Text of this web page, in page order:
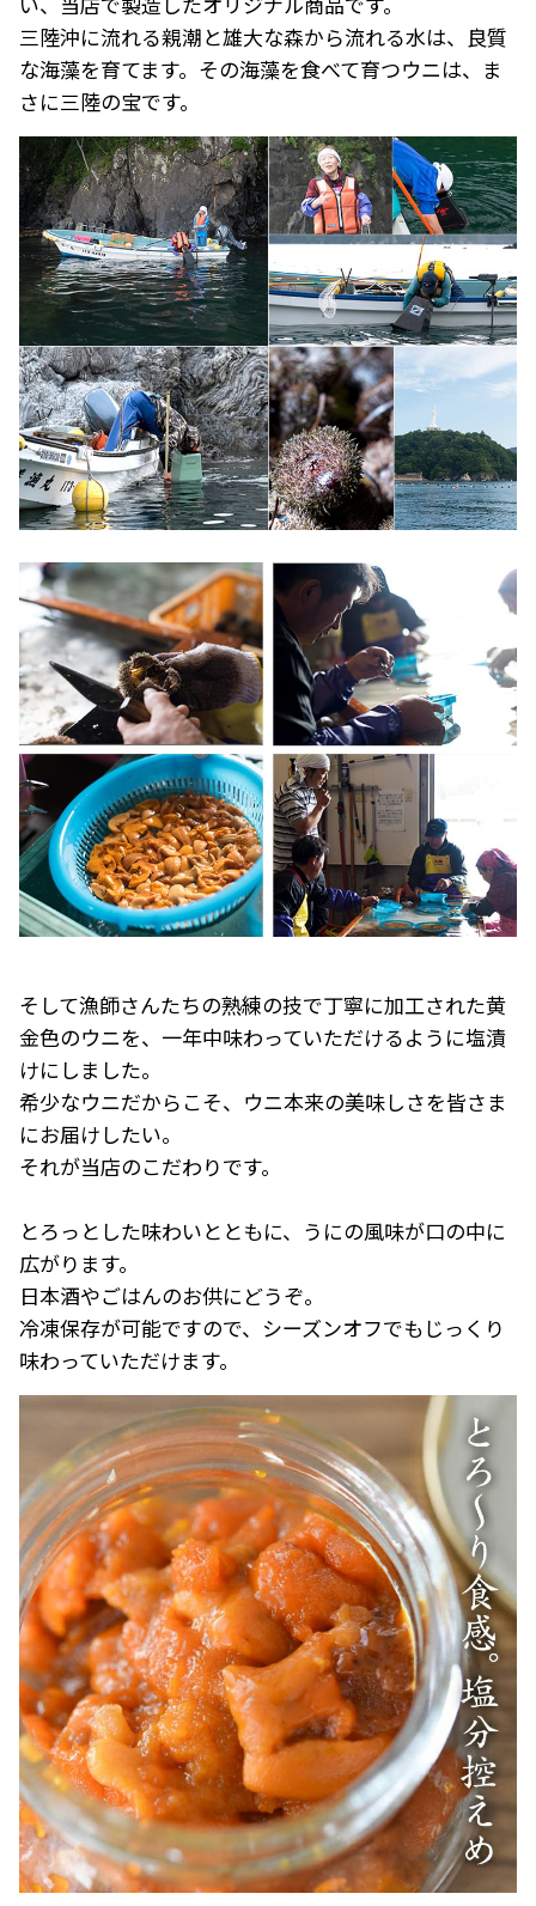
三陸沖に流れる親潮と雄大な森から流れる水は、良質
な海藻を育てます。その海藻を食べて育つウニは、ま
さに三陸の宝です。
そして漁師さんたちの熟練の技で丁寧に加工された黄
金色のウニを、一年中味わっていただけるように塩漬
けにしました。
希少なウニだからこそ、ウニ本来の美味しさを皆さま
にお届けしたい。
それが当店のこだわりです。
とろっとした味わいとともに、うにの風味が口の中に
広がります。
日本酒やごはんのお供にどうぞ。
冷凍保存が可能ですので、シーズンオフでもじっくり
味わっていただけます。